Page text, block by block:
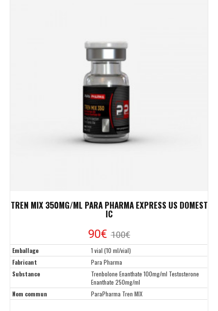
TREN MIX 350MG/ML PARA PHARMA EXPRESS US DOMEST
IC
90€ 100€
Emballage
1 vial (10 ml/vial)
Fabricant
Para Pharma
Substance
Trenbolone Enanthate 100mg/ml Testosterone
Enanthate 250mg/ml
Nom commun
ParaPharma Tren MIX